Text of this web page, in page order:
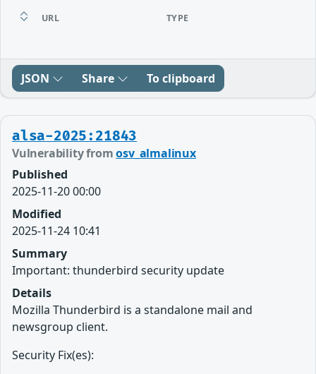
URL TYPE
JSON Share To clipboard
alsa-2025:21843
Vulnerability fromosv_almalinux
Published
2025-11-20 00:00
Modified
2025-11-24 10:41
Summary
Important: thunderbird security update
Details
Mozilla Thunderbird is a standalone mail and
newsgroup client.
Security Fix(es):